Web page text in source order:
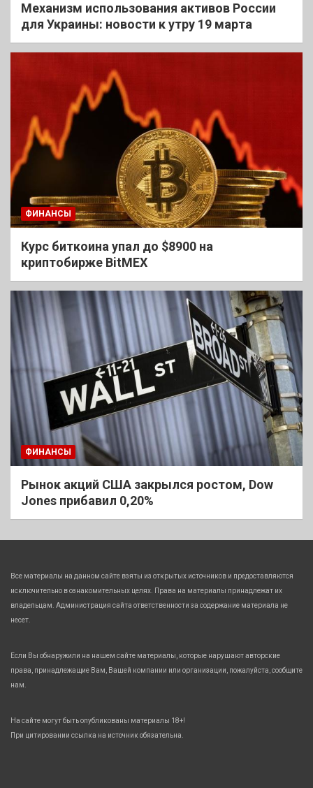
Механизм использования активов России
для Украины: новости к утру 19 марта
ФИНАНСЫ
Курс биткоина упал до $8900 на
криптобирже BitMEX
ФИНАНСЫ
Рынок акций США закрылся ростом, Dow
Jones прибавил 0,20%
Все материалы на данном сайте взяты из открытых источников и предоставляются
исключительно в ознакомительных целях. Права на материалы принадлежат их
владельцам. Администрация сайта ответственности за содержание материала не
несет.
Если Вы обнаружили на нашем сайте материалы, которые нарушают авторские
права, принадлежащие Вам, Вашей компании или организации, пожалуйста, сообщите
нам.
На сайте могут быть опубликованы материалы 18+!
При цитировании ссылка на источник обязательна.